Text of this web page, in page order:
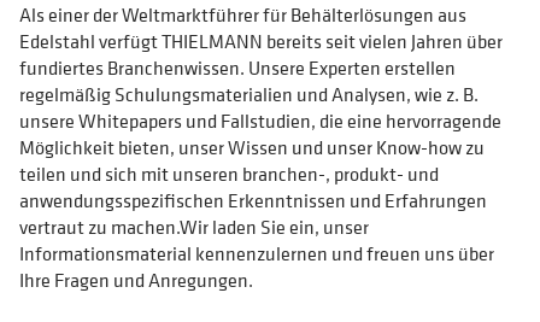
Als einer der Weltmarktführer für Behälterlösungen aus
Edelstahl verfügt THIELMANN bereits seit vielen Jahren über
fundiertes Branchenwissen. Unsere Experten erstellen
regelmäßig Schulungsmaterialien und Analysen, wie z. B.
unsere Whitepapers und Fallstudien, die eine hervorragende
Möglichkeit bieten, unser Wissen und unser Know-how zu
teilen und sich mit unseren branchen-, produkt- und
anwendungsspezifischen Erkenntnissen und Erfahrungen
vertraut zu machen.Wir laden Sie ein, unser
Informationsmaterial kennenzulernen und freuen uns über
Ihre Fragen und Anregungen.